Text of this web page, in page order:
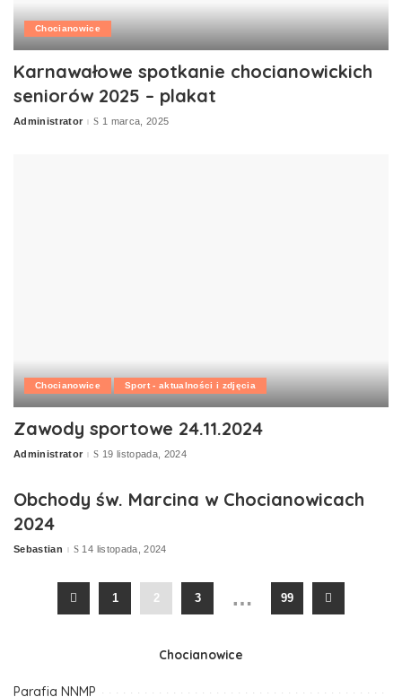
Chocianowice
Karnawałowe spotkanie chocianowickich
seniorów 2025 – plakat
Posted
Administrator 1 marca, 2025
Chocianowice Sport - aktualności i zdjęcia
Zawody sportowe 24.11.2024
Posted
Administrator 19 listopada, 2024
Obchody św. Marcina w Chocianowicach
2024
Posted
Sebastian 14 listopada, 2024
1 2 3 … 99
Chocianowice
Parafia NNMP